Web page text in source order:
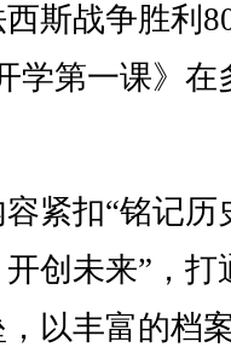
斯战争胜利
学第一课》在
紧扣“铭记历
创未来”，打
以丰富的档